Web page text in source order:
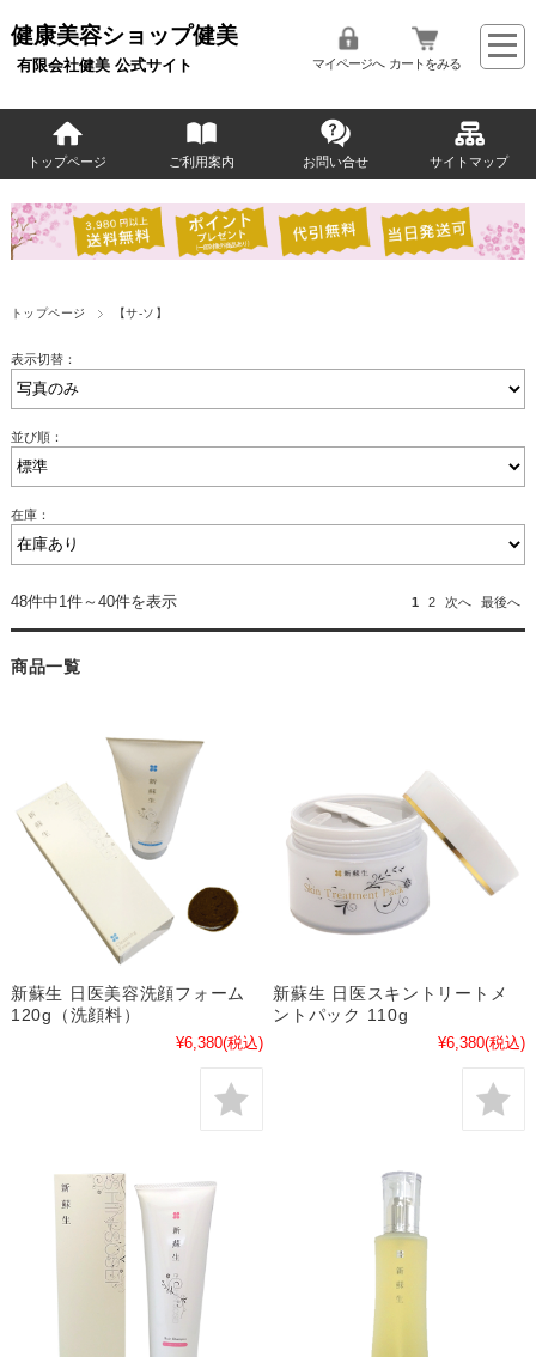
健康美容ショップ健美
有限会社健美 公式サイト マイページへ カートをみる
トップページ ご利用案内 お問い合せ サイトマップ
トップページ 【サ-ソ】
表示切替：
並び順：
在庫：
48件中1件～40件を表示 1 2 次へ 最後へ
商品一覧
新蘇生 日医美容洗顔フォーム
120g（洗顔料）
¥6,380(税込)
新蘇生 日医スキントリートメ
ントパック 110g
¥6,380(税込)